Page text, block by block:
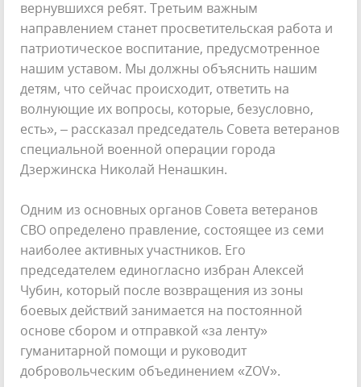
вернувшихся ребят. Третьим важным
направлением станет просветительская работа и
патриотическое воспитание, предусмотренное
нашим уставом. Мы должны объяснить нашим
детям, что сейчас происходит, ответить на
волнующие их вопросы, которые, безусловно,
есть», – рассказал председатель Совета ветеранов
специальной военной операции города
Дзержинска Николай Ненашкин.
Одним из основных органов Совета ветеранов
СВО определено правление, состоящее из семи
наиболее активных участников. Его
председателем единогласно избран Алексей
Чубин, который после возвращения из зоны
боевых действий занимается на постоянной
основе сбором и отправкой «за ленту»
гуманитарной помощи и руководит
добровольческим объединением «ZOV».